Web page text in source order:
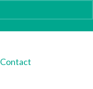
Contact